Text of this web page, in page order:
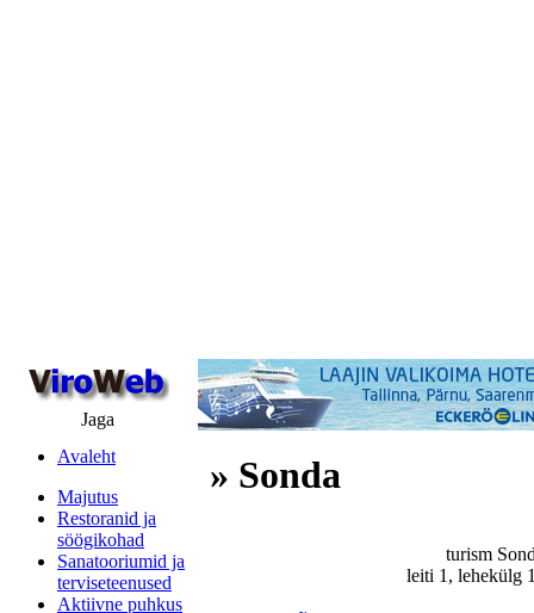
Jaga
Avaleht
Majutus
Restoranid ja
söögikohad
Sanatooriumid ja
terviseteenused
Aktiivne puhkus
» Sonda
turism
leiti 1,